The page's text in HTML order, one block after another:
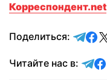
Корреспондент.net
Поделиться:
Читайте нас в: